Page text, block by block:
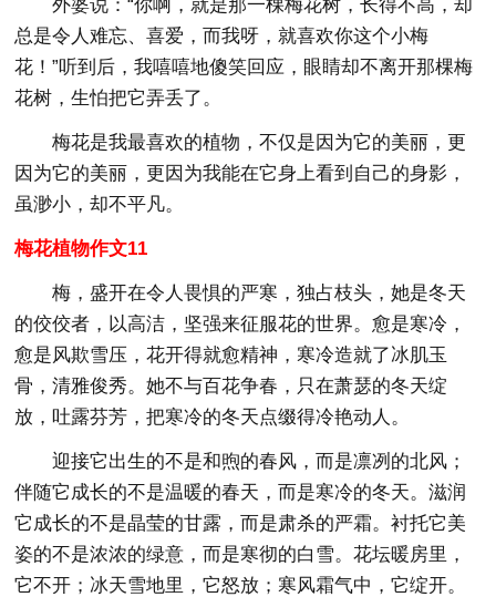
外婆说：“你啊，就是那一棵梅花树，长得不高，却
总是令人难忘、喜爱，而我呀，就喜欢你这个小梅
花！”听到后，我嘻嘻地傻笑回应，眼睛却不离开那棵梅
花树，生怕把它弄丢了。
梅花是我最喜欢的植物，不仅是因为它的美丽，更
因为它的美丽，更因为我能在它身上看到自己的身影，
虽渺小，却不平凡。
梅花植物作文11
梅，盛开在令人畏惧的严寒，独占枝头，她是冬天
的佼佼者，以高洁，坚强来征服花的世界。愈是寒冷，
愈是风欺雪压，花开得就愈精神，寒冷造就了冰肌玉
骨，清雅俊秀。她不与百花争春，只在萧瑟的冬天绽
放，吐露芬芳，把寒冷的冬天点缀得冷艳动人。
迎接它出生的不是和煦的春风，而是凛冽的北风；
伴随它成长的不是温暖的春天，而是寒冷的冬天。滋润
它成长的不是晶莹的甘露，而是肃杀的严霜。衬托它美
姿的不是浓浓的绿意，而是寒彻的白雪。花坛暖房里，
它不开；冰天雪地里，它怒放；寒风霜气中，它绽开。